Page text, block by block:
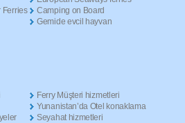
Ferries
Camping on Board
Gemide evcil hayvan
Ferry Müşteri hizmetleri
Yunanistan’da Otel konaklama
Seyahat hizmetleri